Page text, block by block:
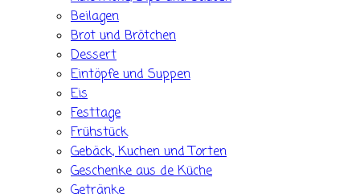
Beilagen
Brot und Brötchen
Dessert
Eintöpfe und Suppen
Eis
Festtage
Frühstück
Gebäck, Kuchen und Torten
Geschenke aus de Küche